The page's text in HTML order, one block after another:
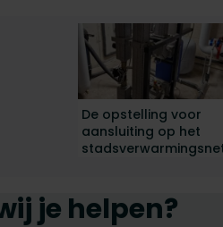
De opstelling voor
aansluiting op het
je helpen?